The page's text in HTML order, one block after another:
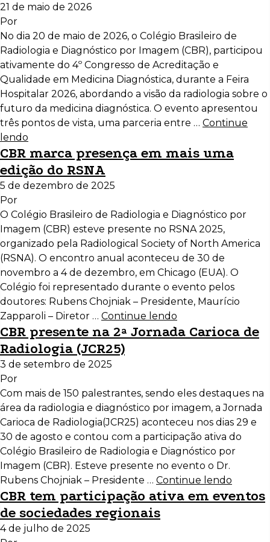
21 de maio de 2026
Por
No dia 20 de maio de 2026, o Colégio Brasileiro de
Radiologia e Diagnóstico por Imagem (CBR), participou
ativamente do 4º Congresso de Acreditação e
Qualidade em Medicina Diagnóstica, durante a Feira
Hospitalar 2026, abordando a visão da radiologia sobre o
futuro da medicina diagnóstica. O evento apresentou
três pontos de vista, uma parceria entre … Continue
lendo
CBR marca presença em mais uma
edição do RSNA
5 de dezembro de 2025
Por
O Colégio Brasileiro de Radiologia e Diagnóstico por
Imagem (CBR) esteve presente no RSNA 2025,
organizado pela Radiological Society of North America
(RSNA). O encontro anual aconteceu de 30 de
novembro a 4 de dezembro, em Chicago (EUA). O
Colégio foi representado durante o evento pelos
doutores: Rubens Chojniak – Presidente, Maurício
Zapparoli – Diretor … Continue lendo
CBR presente na 2ª Jornada Carioca de
Radiologia (JCR25)
3 de setembro de 2025
Por
Com mais de 150 palestrantes, sendo eles destaques na
área da radiologia e diagnóstico por imagem, a Jornada
Carioca de Radiologia(JCR25) aconteceu nos dias 29 e
30 de agosto e contou com a participação ativa do
Colégio Brasileiro de Radiologia e Diagnóstico por
Imagem (CBR). Esteve presente no evento o Dr.
Rubens Chojniak – Presidente … Continue lendo
CBR tem participação ativa em eventos
de sociedades regionais
4 de julho de 2025